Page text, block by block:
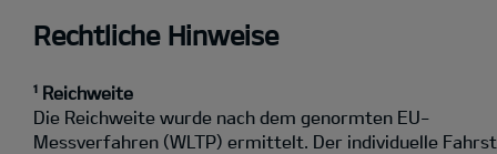
Rechtliche Hinweise
¹ Reichweite
Die Reichweite wurde nach dem genormten EU-
Messverfahren (WLTP) ermittelt. Der individuelle